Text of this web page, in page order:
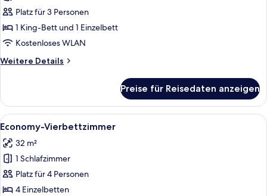
Dreibettzimmer
anzeigen
Platz für 3 Personen
1 King-Bett und 1 Einzelbett
Kostenloses WLAN
Weitere Details
Weitere
Dreibettzimmer
Preise für Reisedaten anzeigen
Alle
Fotos
für
Economy-
Vierbettzimmer
anzeigen
Ein Hotelzimmer mit Holzboden,
11
Economy-Vierbettzimmer
32 m²
1 Schlafzimmer
Platz für 4 Personen
4 Einzelbetten